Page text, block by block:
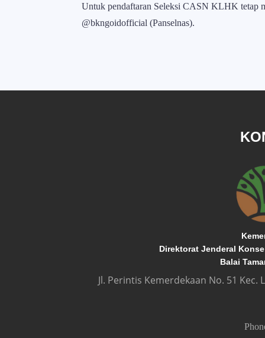
Untuk pendaftaran Seleksi CASN KLHK tetap
@bkngoidofficial (Panselnas).
Direktorat Jenderal
Balai
Jl. Perintis Kemerdekaan No. 51